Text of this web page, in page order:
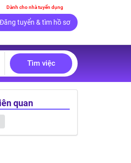
Dành cho nhà tuyển dụng
Đăng tuyển & tìm hồ sơ
Tìm việc
quan